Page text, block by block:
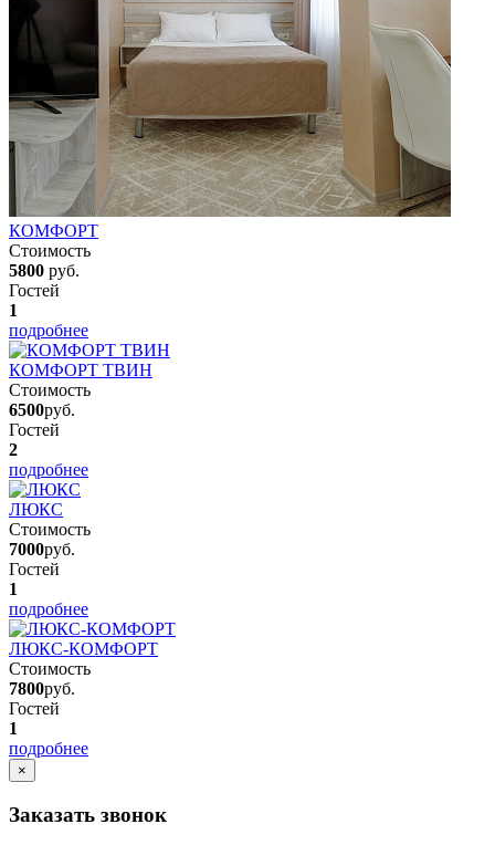
КОМФОРТ
Стоимость
5800 руб.
Гостей
1
подробнее
КОМФОРТ ТВИН
Стоимость
6500руб.
Гостей
2
подробнее
ЛЮКС
Стоимость
7000руб.
Гостей
1
подробнее
ЛЮКС-КОМФОРТ
Стоимость
7800руб.
Гостей
1
подробнее
×
Заказать звонок